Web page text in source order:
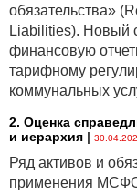
обязательства»
Liabilities). Новый
финансовую
тарифному
коммунальных
2. Оценка
и иерархия |
Ряд активов и
применения